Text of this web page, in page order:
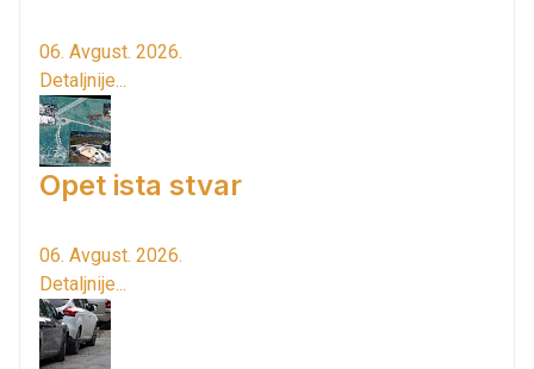
06. Avgust. 2026.
Detaljnije...
Opet ista stvar
06. Avgust. 2026.
Detaljnije...